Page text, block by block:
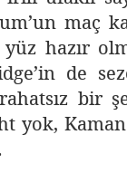
maç
hazır
de
bir
yok,